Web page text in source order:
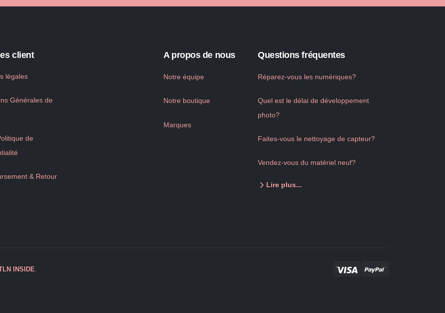
client
légales
Générales de
de
& Retour
A propos de nous
Notre équipe
Notre boutique
Marques
Questions fréquentes
Réparez-vous les numériques?
Quel est le délai de développement
photo?
Faites-vous le nettoyage de capteur?
Vendez-vous du matériel neuf?
Lire plus...
INSIDE.